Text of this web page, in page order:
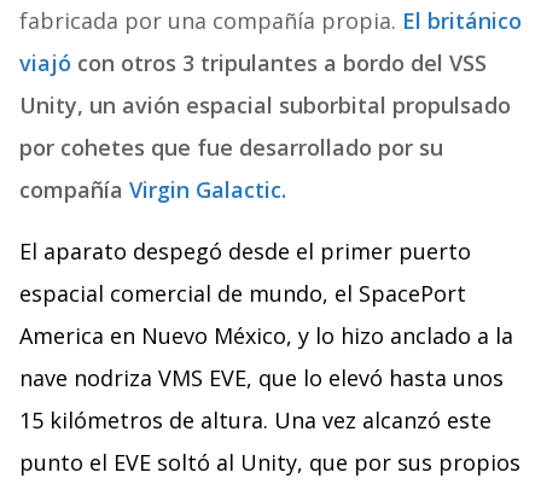
fabricada por una compañía propia. El británico
viajó con otros 3 tripulantes a bordo del VSS
Unity, un avión espacial suborbital propulsado
por cohetes que fue desarrollado por su
compañía Virgin Galactic.
El aparato despegó desde el primer puerto
espacial comercial de mundo, el SpacePort
America en Nuevo México, y lo hizo anclado a la
nave nodriza VMS EVE, que lo elevó hasta unos
15 kilómetros de altura. Una vez alcanzó este
punto el EVE soltó al Unity, que por sus propios